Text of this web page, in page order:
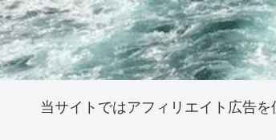
当サイトではアフィリエイト広告を